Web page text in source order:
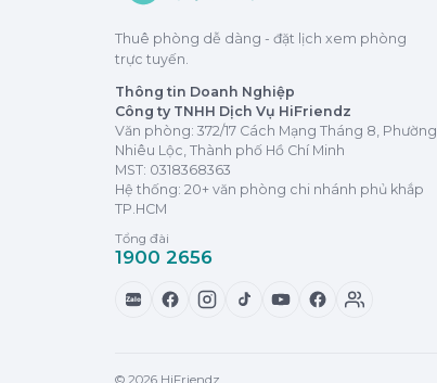
Thuê phòng dễ dàng - đặt lịch xem phòng
trực tuyến.
Thông tin Doanh Nghiệp
Công ty TNHH Dịch Vụ HiFriendz
Văn phòng: 372/17 Cách Mạng Tháng 8, Phường
Nhiêu Lộc, Thành phố Hồ Chí Minh
MST: 0318368363
Hệ thống: 20+ văn phòng chi nhánh phủ khắp
TP.HCM
Tổng đài
1900 2656
Zalo
© 2026 HiFriendz